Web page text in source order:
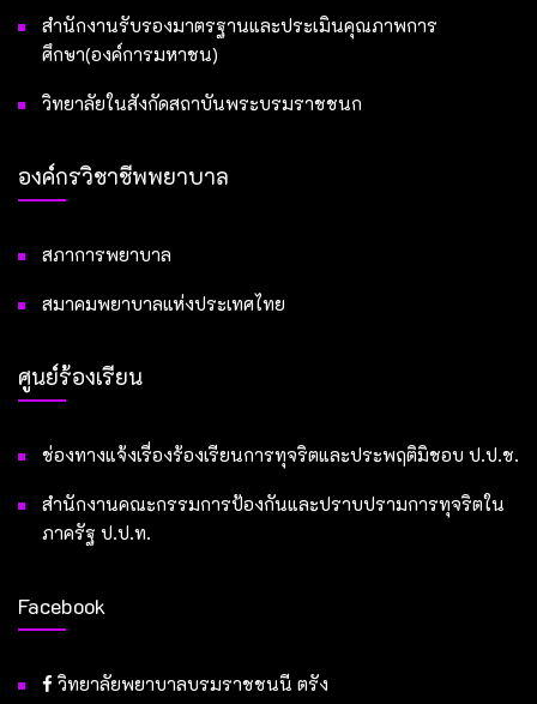
สำนักงานรับรองมาตรฐานและประเมินคุณภาพการ
ศึกษา(องค์การมหาชน)
วิทยาลัยในสังกัดสถาบันพระบรมราชชนก
องค์กรวิชาชีพพยาบาล
สภาการพยาบาล
สมาคมพยาบาลแห่งประเทศไทย
ศูนย์ร้องเรียน
ช่องทางแจ้งเรื่องร้องเรียนการทุจริตและประพฤติมิชอบ ป.ป.ช.
สำนักงานคณะกรรมการป้องกันและปราบปรามการทุจริตใน
ภาครัฐ ป.ป.ท.
Facebook
วิทยาลัยพยาบาลบรมราชชนนี ตรัง